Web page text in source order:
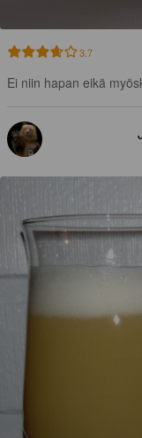
3.7
Ei niin hapan eikä